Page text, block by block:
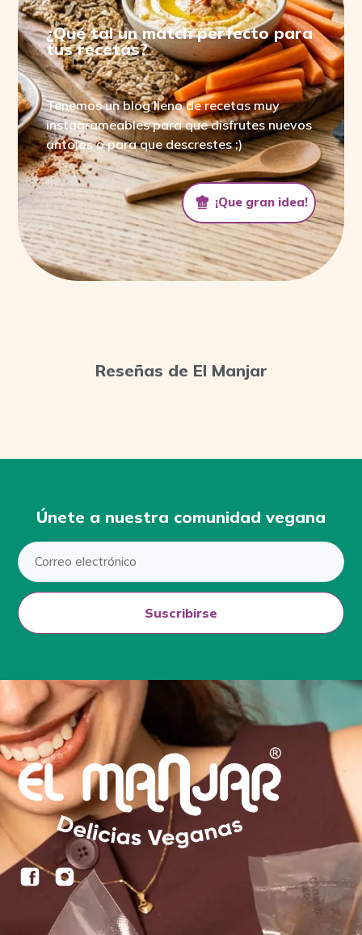
¿Qué tal un match perfecto para
tus recetas?
Tenemos un blog lleno de recetas muy
instagrameables para que disfrutes nuevos
antojos o para que descrestes ;)
¡Que gran idea!
¡Que gran idea!
Reseñas de El Manjar
Únete a nuestra comunidad vegana
Suscribirse